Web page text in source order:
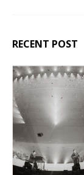
RECENT POST